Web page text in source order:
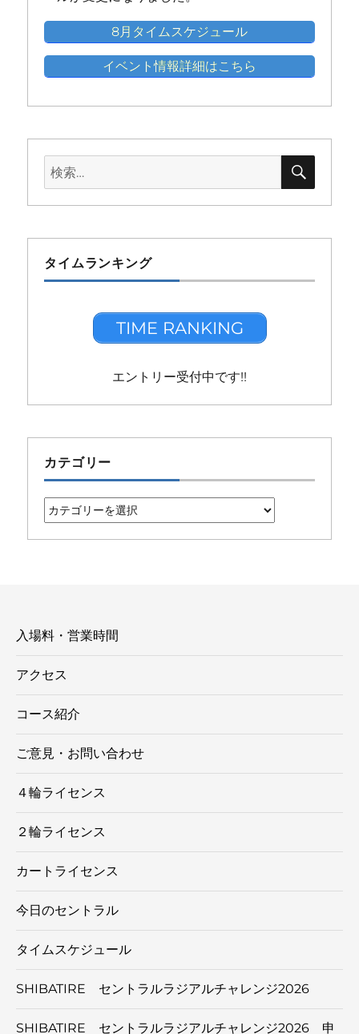
8月タイムスケジュール
イベント情報詳細はこちら
検
索:
検
タイムランキング
TIME RANKING
エントリー受付中です!!
カテゴリー
カ
テ
ゴ
入場料・営業時間
アクセス
コース紹介
ご意見・お問い合わせ
４輪ライセンス
２輪ライセンス
カートライセンス
今日のセントラル
タイムスケジュール
SHIBATIRE セントラルラジアルチャレンジ2026
SHIBATIRE セントラルラジアルチャレンジ2026 申